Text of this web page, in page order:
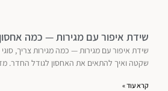
שידת איפור עם מגירות — כמה
שידת איפור עם מגירות — כמה מגירות צריך,
שקטה ואיך להתאים את האחסון לגודל החדר.
קרא עוד »